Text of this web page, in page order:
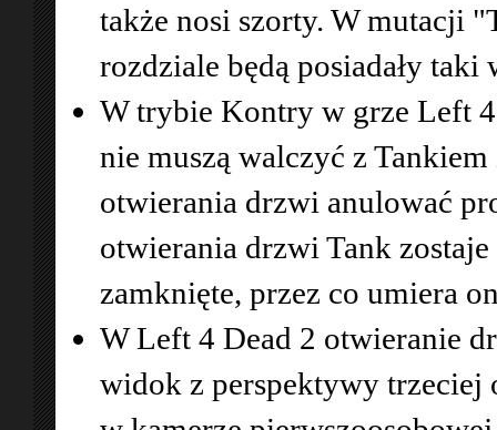
także nosi szorty. W mutacji
rozdziale będą posiadały taki
W trybie Kontry w grze Left
nie muszą walczyć z
otwierania drzwi anulować
otwierania drzwi Tank
zamknięte, przez co umiera
W Left 4 Dead 2 otwieranie
widok z perspektywy trzeciej